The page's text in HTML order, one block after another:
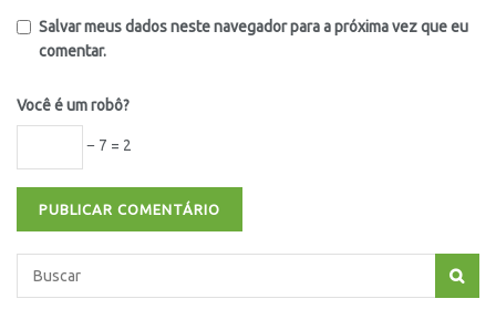
Salvar meus dados neste navegador para a próxima vez que eu
comentar.
Você é um robô?
− 7 = 2